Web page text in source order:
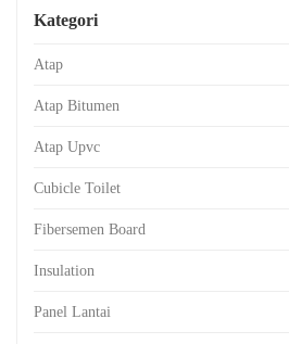
Kategori
Atap
Atap Bitumen
Atap Upvc
Cubicle Toilet
Fibersemen Board
Insulation
Panel Lantai